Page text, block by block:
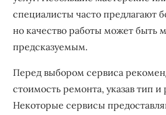
специалисты часто предлагают
но качество работы может быть
предсказуемым.
Перед выбором сервиса
стоимость ремонта‚ указав тип
Некоторые сервисы